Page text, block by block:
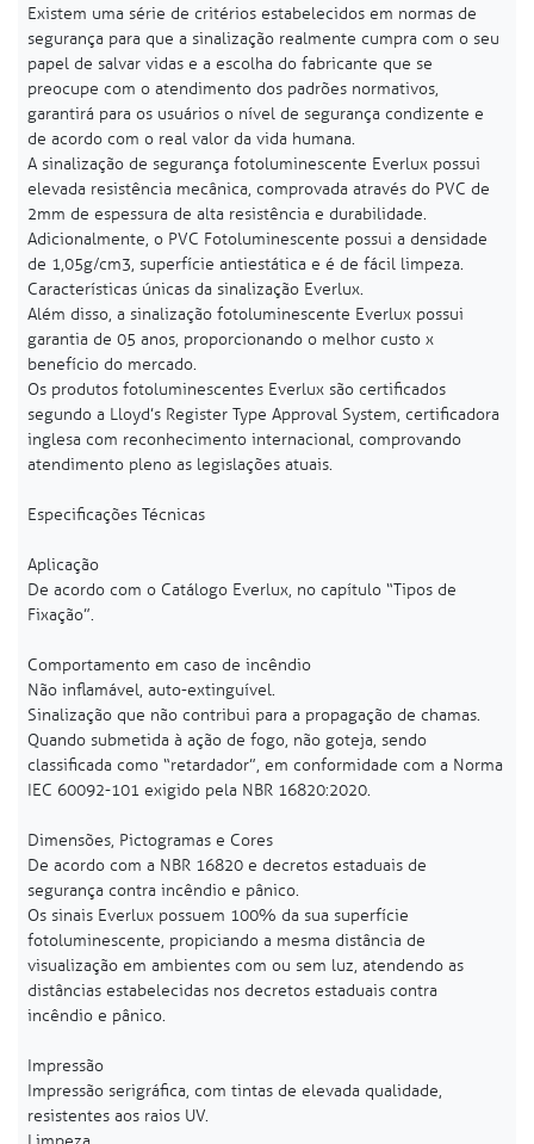
Existem uma série de critérios estabelecidos em normas de
segurança para que a sinalização realmente cumpra com o seu
papel de salvar vidas e a escolha do fabricante que se
preocupe com o atendimento dos padrões normativos,
garantirá para os usuários o nível de segurança condizente e
de acordo com o real valor da vida humana.
A sinalização de segurança fotoluminescente Everlux possui
elevada resistência mecânica, comprovada através do PVC de
2mm de espessura de alta resistência e durabilidade.
Adicionalmente, o PVC Fotoluminescente possui a densidade
de 1,05g/cm3, superfície antiestática e é de fácil limpeza.
Características únicas da sinalização Everlux.
Além disso, a sinalização fotoluminescente Everlux possui
garantia de 05 anos, proporcionando o melhor custo x
benefício do mercado.
Os produtos fotoluminescentes Everlux são certificados
segundo a Lloyd’s Register Type Approval System, certificadora
inglesa com reconhecimento internacional, comprovando
atendimento pleno as legislações atuais.
Especificações Técnicas
Aplicação
De acordo com o Catálogo Everlux, no capítulo “Tipos de
Fixação”.
Comportamento em caso de incêndio
Não inflamável, auto-extinguível.
Sinalização que não contribui para a propagação de chamas.
Quando submetida à ação de fogo, não goteja, sendo
classificada como “retardador”, em conformidade com a Norma
IEC 60092-101 exigido pela NBR 16820:2020.
Dimensões, Pictogramas e Cores
De acordo com a NBR 16820 e decretos estaduais de
segurança contra incêndio e pânico.
Os sinais Everlux possuem 100% da sua superfície
fotoluminescente, propiciando a mesma distância de
visualização em ambientes com ou sem luz, atendendo as
distâncias estabelecidas nos decretos estaduais contra
incêndio e pânico.
Impressão
Impressão serigráfica, com tintas de elevada qualidade,
resistentes aos raios UV.